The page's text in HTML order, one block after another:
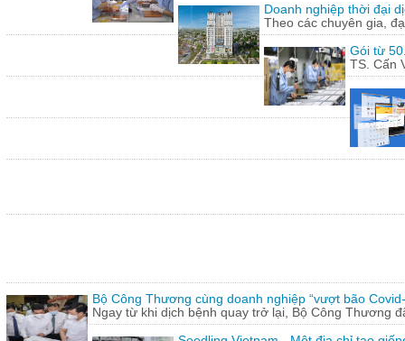
Doanh nghiệp thời đại
Theo các chuyên gia,
Gói từ
TS. Cấn
Bộ Công Thương cùng doanh nghiệp “vượt bão
Ngay từ khi dịch bệnh quay trở lại, Bộ Công Thương